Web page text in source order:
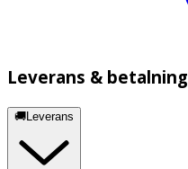
Leverans & betalning
🚚Leverans